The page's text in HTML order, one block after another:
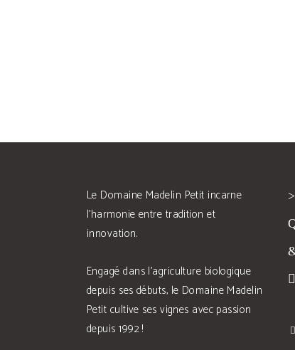
Le Domaine Madelin Petit incarne
l'harmonie entre tradition et
innovation.
Engagé dans l'agriculture biologique
depuis ses débuts, le Domaine Madelin
Petit cultive ses vignes avec passion
depuis 1992 !